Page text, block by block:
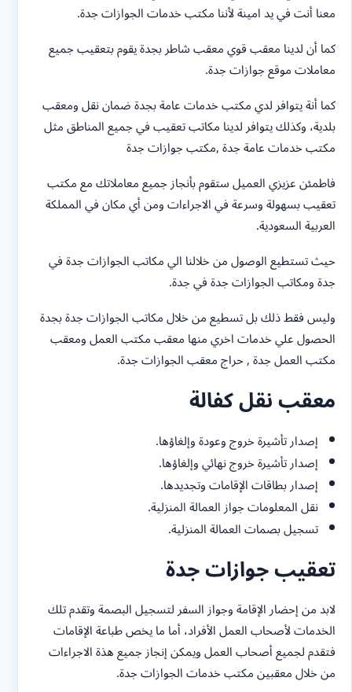
معنا أنت في يد امينة لأننا مكتب خدمات الجوازات جدة.
كما أن لدينا معقب قوي معقب شاطر بجدة يقوم بتعقيب جميع
معاملات موقع جوازات جدة.
كما أنة يتوافر لدي مكتب خدمات عامة بجدة ضمان نقل ومعقب
بلدية، وكذلك يتوافر لدينا مكاتب تعقيب في جميع المناطق مثل
مكتب خدمات عامة جدة ,مكتب جوازات جدة
فاطمئن عزيزي العميل ستقوم بأنجاز جميع معاملاتك مع مكتب
تعقيب بسهولة وسرعة في الاجراءات ومن أي مكان في المملكة
العربية السعودية.
حيث تستطيع الوصول من خلالنا الي مكاتب الجوازات جدة في
جدة ومكاتب الجوازات جدة في جدة.
وليس فقط ذلك بل تسطيع من خلال مكاتب الجوازات جدة بجدة
الحصول علي خدمات اخري منها معقب مكتب العمل ومعقب
مكتب العمل جدة , حراج معقب الجوازات جدة.
معقب نقل كفالة
إصدار تأشيرة خروج وعودة وإلغاؤها.
إصدار تأشيرة خروج نهائي وإلغاؤها.
إصدار بطاقات الإقامات وتجديدها.
نقل المعلومات جواز العمالة المنزلية.
تسجيل بصمات العمالة المنزلية.
تعقيب جوازات جدة
لابد من إحضار الإقامة وجواز السفر لتسجيل البصمة وتقدم تلك
الخدمات لأصحاب العمل الأفراد، أما ما يخص طباعة الإقامات
فتقدم لجميع أصحاب العمل ويمكن إنجاز جميع هذة الاجراءات
من خلال معقبين مكتب خدمات الجوازات جدة.